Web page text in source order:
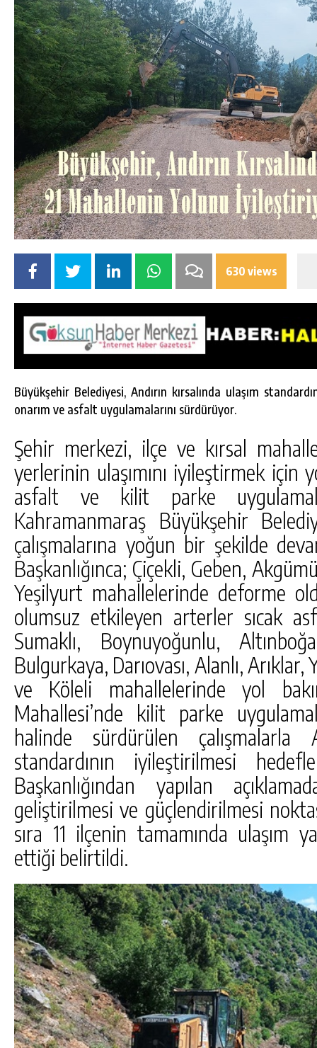
630 views
Büyükşehir Belediyesi, Andırın kırsalında ulaşım
onarım ve asfalt uygulamalarını sürdürüyor.
Şehir merkezi, ilçe ve kırsal
yerlerinin ulaşımını iyileştirmek için
asfalt ve kilit parke
Kahramanmaraş Büyükşehir
çalışmalarına yoğun bir şekilde
Başkanlığınca; Çiçekli, Geben,
Yeşilyurt mahallelerinde deforme
olumsuz etkileyen arterler sıcak
Sumaklı, Boynuyoğunlu,
Bulgurkaya, Darıovası, Alanlı,
ve Köleli mahallelerinde yol
Mahallesi’nde kilit parke
halinde sürdürülen çalışmalarla
standardının iyileştirilmesi
Başkanlığından yapılan
geliştirilmesi ve güçlendirilmesi
sıra 11 ilçenin tamamında ulaşım
ettiği belirtildi.